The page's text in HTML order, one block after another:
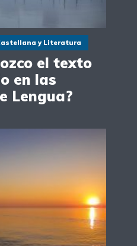
y Literatura
el texto
en las
Lengua?